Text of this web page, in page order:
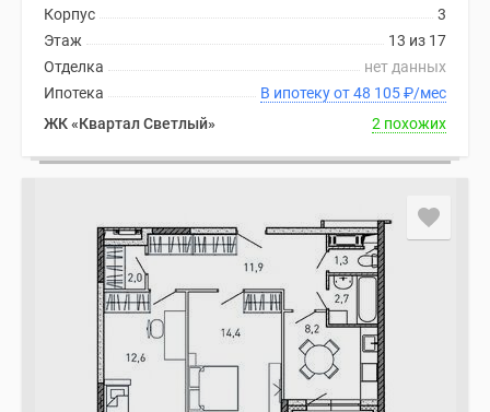
3
Корпус
13 из 17
Этаж
нет данных
Отделка
В ипотеку от 48 105₽/мес
Ипотека
ЖК «Квартал Светлый»
2 похожих